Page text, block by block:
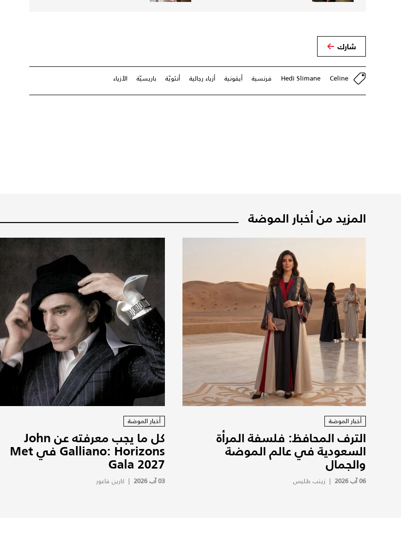
شارك
Celine
Hedi Slimane فرنسية أيقونية أزياء رجالية أنثويّة باريسيّة الأزياء
المزيد من أخبار الموضة
أخبار الموضة
الترف المحافظ: فلسفة المرأة
السعودية في عالم الموضة
والجمال
06 آب 2026 | زينب طليس
أخبار الموضة
كل ما يجب معرفته عن John
Galliano: Horizons في Met
Gala 2027
03 آب 2026 | كارين فاعور